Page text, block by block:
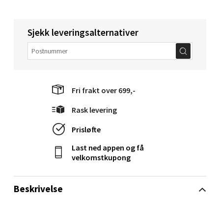
Beskrivelse
Sjekk leveringsalternativer
Fri frakt over 699,-
Rask levering
Prisløfte
Last ned appen og få
velkomstkupong
Molde - Moldetorget
0 i butikk
Narvik - Thon Senter Malmporten
Bolagsgata 1, 8514 Narvik